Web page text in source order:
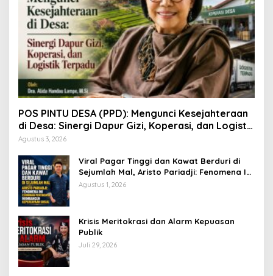
POS PINTU DESA (PPD): Mengunci Kesejahteraan
di Desa: Sinergi Dapur Gizi, Koperasi, dan Logistik
Terpadu
Agustus 3, 2026
Viral Pagar Tinggi dan Kawat Berduri di
Sejumlah Mal, Aristo Pariadji: Fenomena Ini
Cerminan Pentingnya Membangun
Agustus 1, 2026
​Krisis Meritokrasi dan Alarm Kepuasan
Publik
Juli 29, 2026